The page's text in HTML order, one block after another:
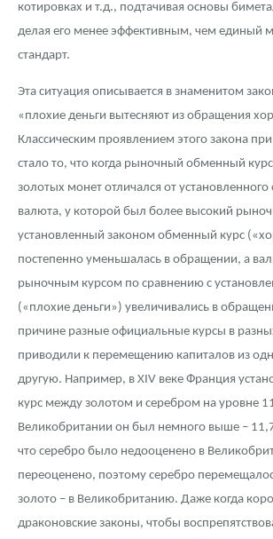
котировках и т.д., подтачивая основы
делая его менее эффективным, чем единый
стандарт.
Эта ситуация описывается в знаменитом
«плохие деньги вытесняют из обращения
Классическим проявлением этого закона
стало то, что когда рыночный обменный
золотых монет отличался от
валюта, у которой был более высокий
установленный законом обменный курс
постепенно уменьшалась в обращении, а
рыночным курсом по сравнению с
(«плохие деньги») увеличивались в
причине разные официальные курсы в
приводили к перемещению капиталов из
другую. Например, в XIV веке Франция
курс между золотом и серебром на уровне
Великобритании он был немного выше –
что серебро было недооценено в
переоценено, поэтому серебро
золото – в Великобританию. Даже когда
драконовские законы, чтобы